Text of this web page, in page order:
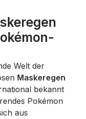
Welt der
Maskeregen
bekannt
Pokémon
aus